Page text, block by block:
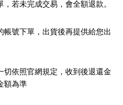
若未完成交易，會全額退款。
號下單，出貨後再提供給您出
依照官網規定，收到後退還金
額為準